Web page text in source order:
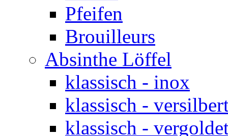
Pfeifen
Brouilleurs
Absinthe Löffel
klassisch - inox
klassisch -
klassisch -